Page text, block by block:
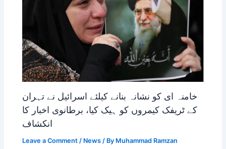
خامنہ ای کو نشانہ بنانے کیلئے اسرائیل نے تہران
کے ٹریفک کیمروں کو ہیک کیا، برطانوی اخبار کا
انکشاف
Leave a Comment / News / By Muhammad Ramzan